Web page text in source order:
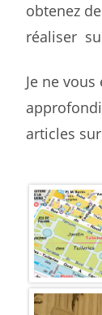
obtenez
réaliser
Je ne
articles